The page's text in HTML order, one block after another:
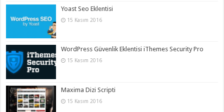
Yoast Seo Eklentisi
15 Kasım 2016
WordPress Güvenlik Eklentisi iThemes Security Pro
15 Kasım 2016
Maxima Dizi Scripti
15 Kasım 2016